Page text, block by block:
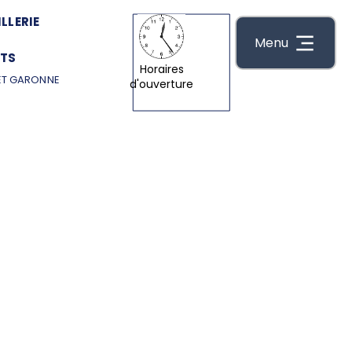
Menu
GARONNE
Horaires
d'ouverture